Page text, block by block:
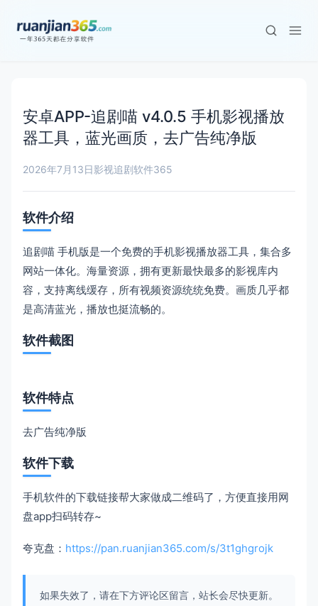
安卓APP-追剧喵 v4.0.5 手机影视播放
器工具，蓝光画质，去广告纯净版
2026年7月13日影视追剧软件365
软件介绍
追剧喵 手机版是一个免费的手机影视播放器工具，集合多
网站一体化。海量资源，拥有更新最快最多的影视库内
容，支持离线缓存，所有视频资源统统免费。画质几乎都
是高清蓝光，播放也挺流畅的。
软件截图
软件特点
去广告纯净版
软件下载
手机软件的下载链接帮大家做成二维码了，方便直接用网
盘app扫码转存~
夸克盘： https://pan.ruanjian365.com/s/3t1ghgrojk
如果失效了，请在下方评论区留言，站长会尽快更新。